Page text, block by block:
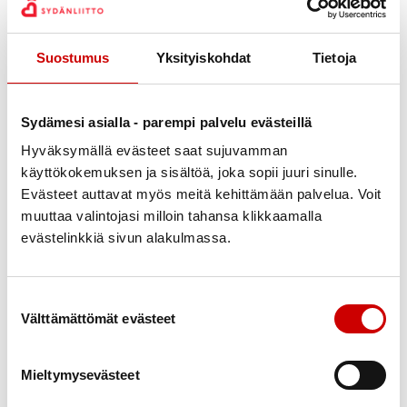
Suostumus Yksityiskohdat Tietoja
Sydämesi asialla - parempi palvelu evästeillä
Hyväksymällä evästeet saat sujuvamman
käyttökokemuksen ja sisältöä, joka sopii juuri sinulle.
Evästeet auttavat myös meitä kehittämään palvelua. Voit
muuttaa valintojasi milloin tahansa klikkaamalla
evästelinkkiä sivun alakulmassa.
Välttämättömät evästeet
Mieltymysevästeet
määrä on lisääntynyt useilla sadoilla ollen nyt 518.
Sydäniskureista lähes joka kolmas on saatavilla 24/7.
Sydänturvallisuudessa on edelleen kuitenkin myös
parannettavaa. Tarvitaan lisää elvytysosaamista ja
sydäniskureita. On erityisesti tärkeää huomioida
sekä taajama-alueiden ulkopuolelle.
Sydäniskurirekisterin mukaan Pirkanmaalla on tällä
hetkellä 881 rekisteröityä sydäniskuria. Ne sijaitsevat
lähes pääosin yritysten sisätiloissa ja vain 30
sydäniskuria on käytettävissä 24/7. Erityisen tärkeää
sijoittaa sydäniskureita taajama-alueiden
Tällä hetkellä Kanta-Hämeessä sydäniskureita on